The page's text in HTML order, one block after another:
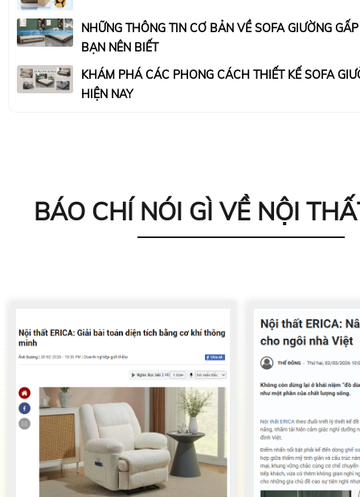
NHỮNG THÔNG TIN CƠ BẢN VỀ SOFA GIƯỜNG
BẠN NÊN BIẾT
KHÁM PHÁ CÁC PHONG CÁCH THIẾT KẾ SOFA
HIỆN NAY
BÁO CHÍ NÓI GÌ VỀ NỘI